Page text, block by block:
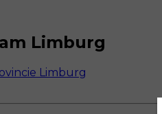
Limburg
Limburg